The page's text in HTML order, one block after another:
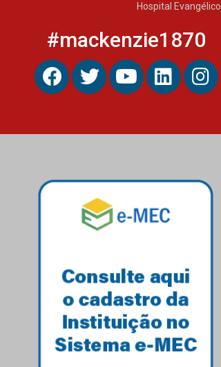
Hospital Evangélico
#mackenzie1870